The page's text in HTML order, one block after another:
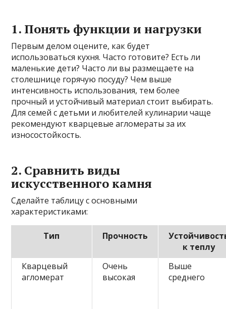
1. Понять функции и нагрузки
Первым делом оцените, как будет
использоваться кухня. Часто готовите? Есть ли
маленькие дети? Часто ли вы размещаете на
столешнице горячую посуду? Чем выше
интенсивность использования, тем более
прочный и устойчивый материал стоит выбирать.
Для семей с детьми и любителей кулинарии чаще
рекомендуют кварцевые агломераты за их
износостойкость.
2. Сравнить виды
искусственного камня
Сделайте таблицу с основными
характеристиками:
Тип Прочность
к теплу
Кварцевый
агломерат
Очень
высокая
Выше
среднего